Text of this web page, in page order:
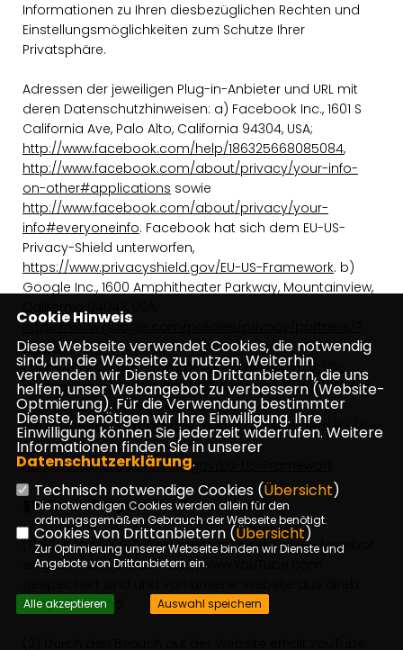
Informationen zu Ihren diesbezüglichen Rechten und
Einstellungsmöglichkeiten zum Schutze Ihrer
Privatsphäre.
Adressen der jeweiligen Plug-in-Anbieter und URL mit
deren Datenschutzhinweisen: a) Facebook Inc., 1601 S
California Ave, Palo Alto, California 94304, USA;
http://www.facebook.com/help/186325668085084,
http://www.facebook.com/about/privacy/your-info-
on-other#applications sowie
http://www.facebook.com/about/privacy/your-
info#everyoneinfo. Facebook hat sich dem EU-US-
Privacy-Shield unterworfen,
https://www.privacyshield.gov/EU-US-Framework. b)
Google Inc., 1600 Amphitheater Parkway, Mountainview,
California 94043, USA;
https://www.google.com/policies/privacy/partners/?
hl=de . Google hat sich dem EU-US-Privacy-Shield
unterworfen,https://www.privacyshield.gov/EU-US-
Framework. c) Twitter, Inc., 1355 Market St, Suite 900, San
Francisco, California 94103, USA;
https://twitter.com/privacy. Twitter hat sich dem EU-US-
Privacy-Shield unterworfen,
https://www.privacyshield.gov/EU-US-Framework
§15 Einbindung von YouTube-Videos
(1) Wir haben YouTube-Videos in unser Online-Angebot
eingebunden, die auf http://www.YouTube.com
abspielbar sind.
Cookie Hinweis
Diese Webseite verwendet Cookies, die notwendig
sind, um die Webseite zu nutzen. Weiterhin
verwenden wir Dienste von Drittanbietern, die uns
helfen, unser Webangebot zu verbessern (Website-
Optmierung). Für die Verwendung bestimmter
Dienste, benötigen wir Ihre Einwilligung. Ihre
Einwilligung können Sie jederzeit widerrufen. Weitere
Informationen finden Sie in unserer
Datenschutzerklärung.
Technisch notwendige Cookies (Übersicht)
Die notwendigen Cookies werden allein für den
ordnungsgemäßen Gebrauch der Webseite benötigt.
Cookies von Drittanbietern (Übersicht)
Zur Optimierung unserer Webseite binden wir Dienste und
Angebote von Drittanbietern ein.
Alle akzeptieren Auswahl speichern